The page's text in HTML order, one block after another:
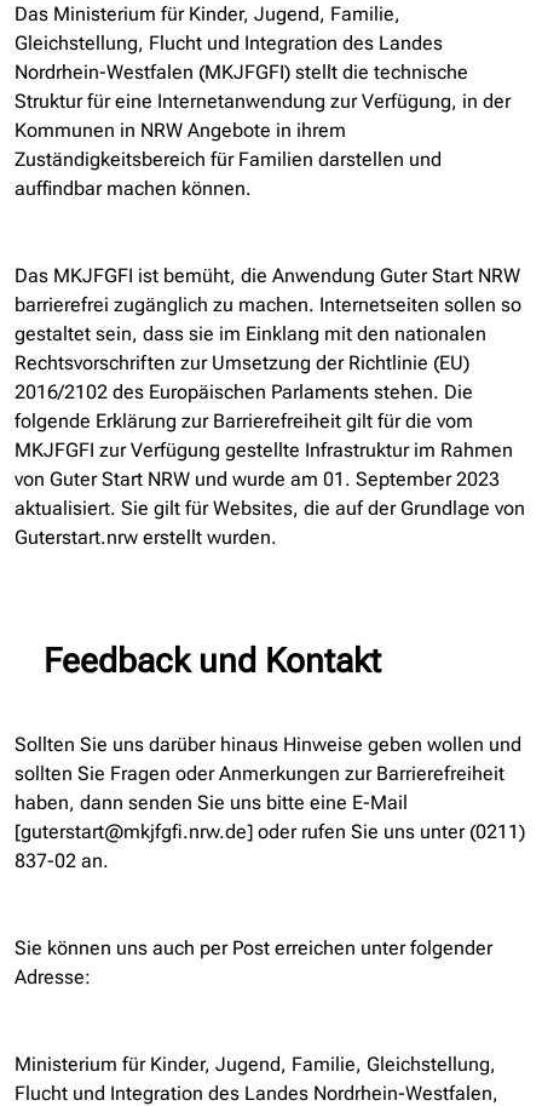
Das Ministerium für Kinder, Jugend, Familie,
Gleichstellung, Flucht und Integration des Landes
Nordrhein-Westfalen (MKJFGFI) stellt die technische
Struktur für eine Internetanwendung zur Verfügung, in der
Kommunen in NRW Angebote in ihrem
Zuständigkeitsbereich für Familien darstellen und
auffindbar machen können.
Das MKJFGFI ist bemüht, die Anwendung Guter Start NRW
barrierefrei zugänglich zu machen. Internetseiten sollen so
gestaltet sein, dass sie im Einklang mit den nationalen
Rechtsvorschriften zur Umsetzung der Richtlinie (EU)
2016/2102 des Europäischen Parlaments stehen. Die
folgende Erklärung zur Barrierefreiheit gilt für die vom
MKJFGFI zur Verfügung gestellte Infrastruktur im Rahmen
von Guter Start NRW und wurde am 01. September 2023
aktualisiert. Sie gilt für Websites, die auf der Grundlage von
Guterstart.nrw erstellt wurden.
Feedback und Kontakt
Sollten Sie uns darüber hinaus Hinweise geben wollen und
sollten Sie Fragen oder Anmerkungen zur Barrierefreiheit
haben, dann senden Sie uns bitte eine E-Mail
[guterstart@mkjfgfi.nrw.de] oder rufen Sie uns unter (0211)
837-02 an.
Sie können uns auch per Post erreichen unter folgender
Adresse:
Ministerium für Kinder, Jugend, Familie, Gleichstellung,
Flucht und Integration des Landes Nordrhein-Westfalen,